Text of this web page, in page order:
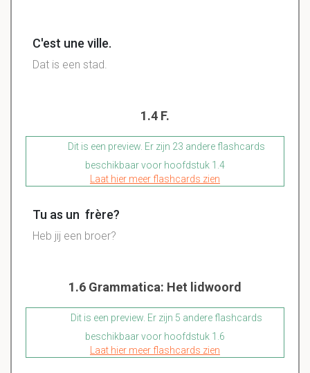
C'est une ville.
Dat is een stad.
1.4 F.
Dit is een preview. Er zijn 23 andere flashcards
beschikbaar voor hoofdstuk 1.4
Laat hier meer flashcards zien
Tu as un frère?
Heb jij een broer?
1.6 Grammatica: Het lidwoord
Dit is een preview. Er zijn 5 andere flashcards
beschikbaar voor hoofdstuk 1.6
Laat hier meer flashcards zien